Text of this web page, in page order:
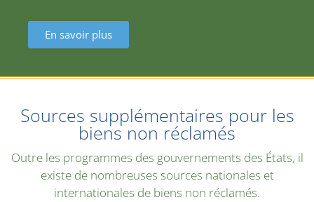
En savoir plus
Sources supplémentaires pour les
biens non réclamés
Outre les programmes des gouvernements des États, il
existe de nombreuses sources nationales et
internationales de biens non réclamés.